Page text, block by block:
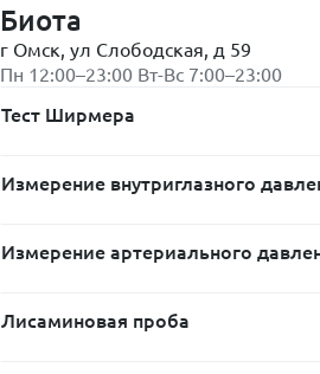
Биота
г Омск, ул Слободская, д 59
Пн 12:00–23:00 Вт-Вс 7:00–23:00
Тест Ширмера
Измерение внутриглазного
Измерение артериального
Лисаминовая проба